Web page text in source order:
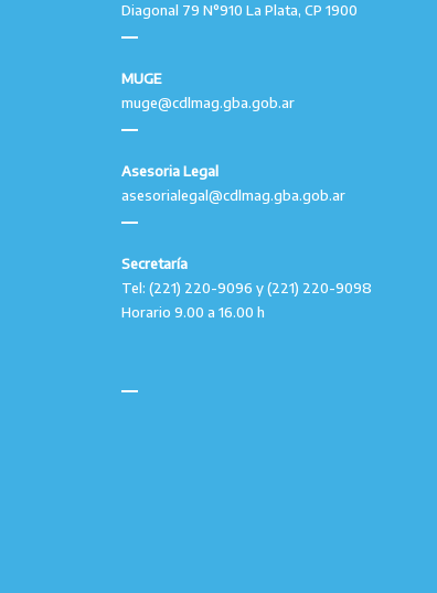
Diagonal 79 N°910 La Plata, CP 1900
MUGE
muge@cdlmag.gba.gob.ar
Asesoria Legal
asesorialegal@cdlmag.gba.gob.ar
Secretaría
Tel: (221) 220-9096 y (221) 220-9098
Horario 9.00 a 16.00 h